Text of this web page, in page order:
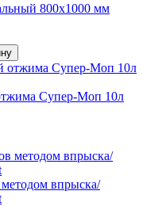
800х1000 мм
Супер-Моп 10л
впрыска/